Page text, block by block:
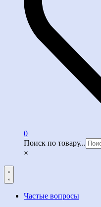
0
Поиск по товару...
×
Частые вопросы